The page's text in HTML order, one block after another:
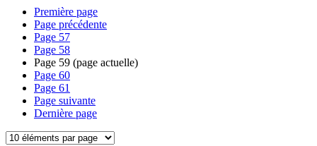
Première page
Page précédente
Page 57
Page 58
Page 59 (page actuelle)
Page 60
Page 61
Page suivante
Dernière page